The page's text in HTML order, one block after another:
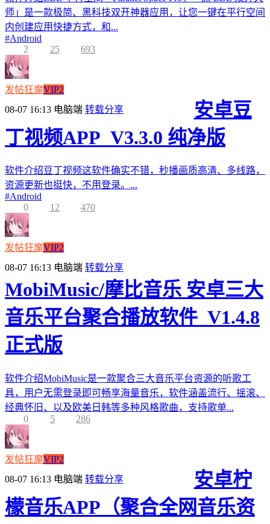
师」是一款极简、黑科技双开神器应用，让您一键在平行空间
内创建应用快捷方式，和...
#Android
2
25 693
发帖狂魔VIP2
08-07 16:13 电脑端 转载分享
安卓豆
丁视频APP_V3.3.0 纯净版
软件介绍豆丁视频这软件确实不错，秒播画质高清、多线路，
资源更新也挺快，不用登录。...
#Android
0
12 470
发帖狂魔VIP2
08-07 16:13 电脑端 转载分享
MobiMusic/摩比音乐 安卓三大
音乐平台聚合播放软件_V1.4.8
正式版
软件介绍MobiMusic是一款聚合三大音乐平台资源的听歌工
具，用户无需登录即可畅享海量音乐，软件涵盖流行、摇滚、
经典怀旧、以及欧美日韩等多种风格歌曲，支持歌单...
0
5 286
发帖狂魔VIP2
08-07 16:13 电脑端 转载分享
安卓柠
檬音乐APP（聚合全网音乐资